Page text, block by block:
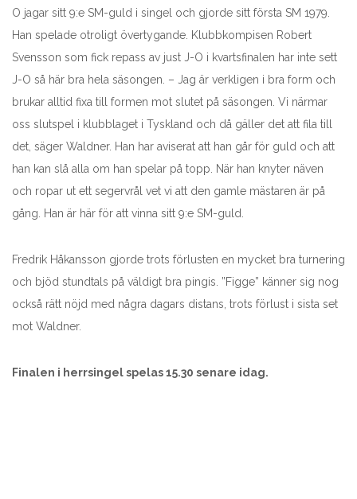
O jagar sitt 9:e SM-guld i singel och gjorde sitt första SM 1979.
Han spelade otroligt övertygande. Klubbkompisen Robert
Svensson som fick repass av just J-O i kvartsfinalen har inte sett
J-O så här bra hela säsongen. – Jag är verkligen i bra form och
brukar alltid fixa till formen mot slutet på säsongen. Vi närmar
oss slutspel i klubblaget i Tyskland och då gäller det att fila till
det, säger Waldner. Han har aviserat att han går för guld och att
han kan slå alla om han spelar på topp. När han knyter näven
och ropar ut ett segervrål vet vi att den gamle mästaren är på
gång. Han är här för att vinna sitt 9:e SM-guld.
Fredrik Håkansson gjorde trots förlusten en mycket bra turnering
och bjöd stundtals på väldigt bra pingis. ”Figge” känner sig nog
också rätt nöjd med några dagars distans, trots förlust i sista set
mot Waldner.
Finalen i herrsingel spelas 15.30 senare idag.